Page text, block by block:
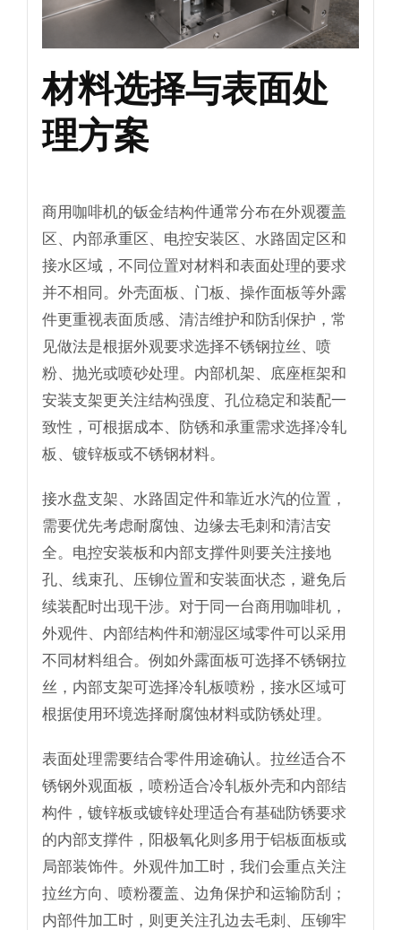
材料选择与表面处
理方案
商用咖啡机的钣金结构件通常分布在外观覆盖
区、内部承重区、电控安装区、水路固定区和
接水区域，不同位置对材料和表面处理的要求
并不相同。外壳面板、门板、操作面板等外露
件更重视表面质感、清洁维护和防刮保护，常
见做法是根据外观要求选择不锈钢拉丝、喷
粉、抛光或喷砂处理。内部机架、底座框架和
安装支架更关注结构强度、孔位稳定和装配一
致性，可根据成本、防锈和承重需求选择冷轧
板、镀锌板或不锈钢材料。
接水盘支架、水路固定件和靠近水汽的位置，
需要优先考虑耐腐蚀、边缘去毛刺和清洁安
全。电控安装板和内部支撑件则要关注接地
孔、线束孔、压铆位置和安装面状态，避免后
续装配时出现干涉。对于同一台商用咖啡机，
外观件、内部结构件和潮湿区域零件可以采用
不同材料组合。例如外露面板可选择不锈钢拉
丝，内部支架可选择冷轧板喷粉，接水区域可
根据使用环境选择耐腐蚀材料或防锈处理。
表面处理需要结合零件用途确认。拉丝适合不
锈钢外观面板，喷粉适合冷轧板外壳和内部结
构件，镀锌板或镀锌处理适合有基础防锈要求
的内部支撑件，阳极氧化则多用于铝板面板或
局部装饰件。外观件加工时，我们会重点关注
拉丝方向、喷粉覆盖、边角保护和运输防刮；
内部件加工时，则更关注孔边去毛刺、压铆牢